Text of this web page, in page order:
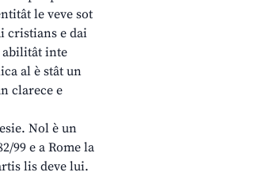
le veve sot
cristians e dai
abilitât inte
al è stât un
clarece e
Nol è un
99 e a Rome la
lis deve lui.